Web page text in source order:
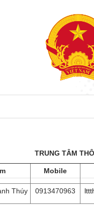
TRUNG TÂM
Mobile
Thúy 0913470963